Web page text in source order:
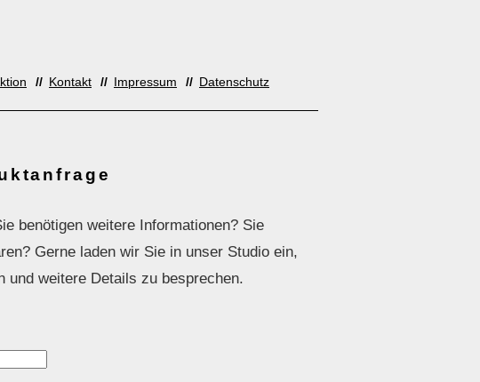
Kontakt Impressum Datenschutz
benötigen weitere Informationen? Sie
Gerne laden wir Sie in unser Studio ein,
und weitere Details zu besprechen.